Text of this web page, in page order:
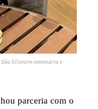
Silvestre centenária e
parceria com o